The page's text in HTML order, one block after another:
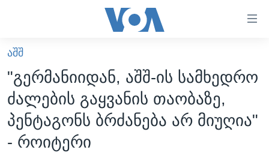
ხელმისაწვდომობისთვის
გადადით
მთავარზე
გადადით
მთავარ
ნავიგაციაზე
გადადით
ძიებაზე
ᲐᲮᲐᲚᲘ ᲐᲛᲑᲔᲑᲘ
ᲡᲐᲥᲐᲠᲗᲕᲔᲚᲝ
ᲐᲨᲨ
ᲐᲨᲨ-ᲘᲡ ᲐᲠᲩᲔᲕᲜᲔᲑᲘ 2024
ᲐᲨᲨ
"გერმანიიდან, აშშ-ის სამხედრო
ძალების გაყვანის თაობაზე,
პენტაგონს ბრძანება არ მიუღია"
- როიტერი